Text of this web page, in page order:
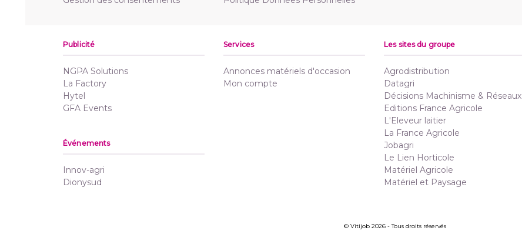
Publicité
NGPA Solutions
La Factory
Hytel
GFA Events
Services
Annonces matériels d'occasion
Mon compte
Événements
Innov-agri
Dionysud
Les sites du groupe
Agrodistribution
Datagri
Décisions Machinisme & Réseaux
Editions France Agricole
L'Eleveur laitier
La France Agricole
Jobagri
Le Lien Horticole
Matériel Agricole
Matériel et Paysage
© Vitijob 2026 - Tous droits réservés